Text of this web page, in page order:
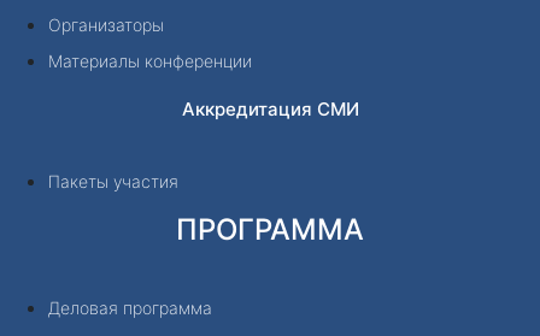
Организаторы
Материалы конференции
Аккредитация СМИ
Пакеты участия
ПРОГРАММА
Деловая программа